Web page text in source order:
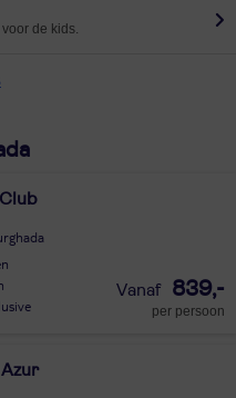
de kids.
839,-
per persoon